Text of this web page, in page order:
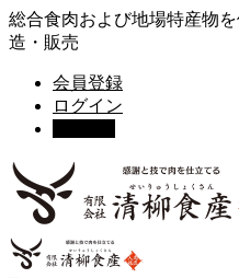
総合食肉および地場特産物
造・販売
会員登録
ログイン